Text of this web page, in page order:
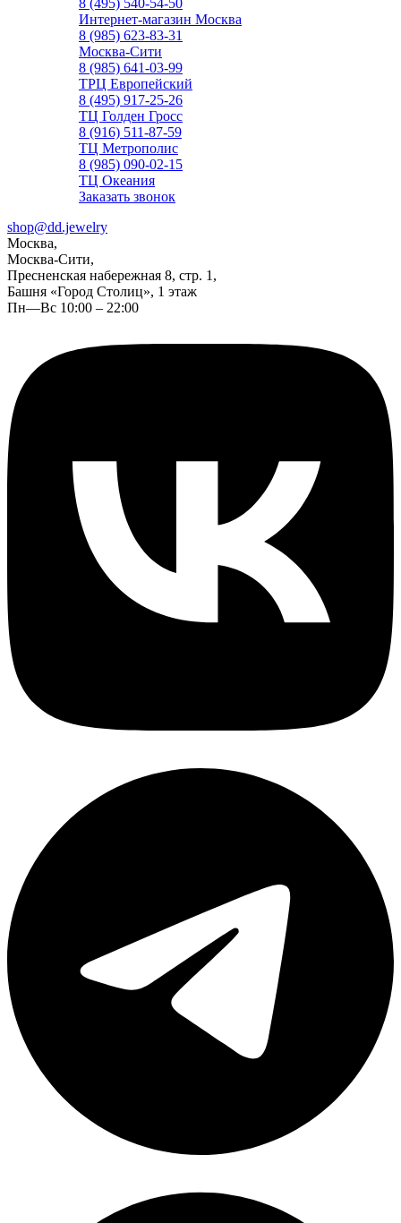
8 (495) 540-54-50
Интернет-магазин Москва
8 (985) 623-83-31
Москва-Сити
8 (985) 641-03-99
ТРЦ Европейский
8 (495) 917-25-26
ТЦ Голден Гросс
8 (916) 511-87-59
ТЦ Метрополис
8 (985) 090-02-15
ТЦ Океания
Заказать звонок
shop@dd.jewelry
Москва,
Москва-Сити,
Пресненская набережная 8, стр. 1,
Башня «Город Столиц», 1 этаж
Пн—Вс 10:00 – 22:00